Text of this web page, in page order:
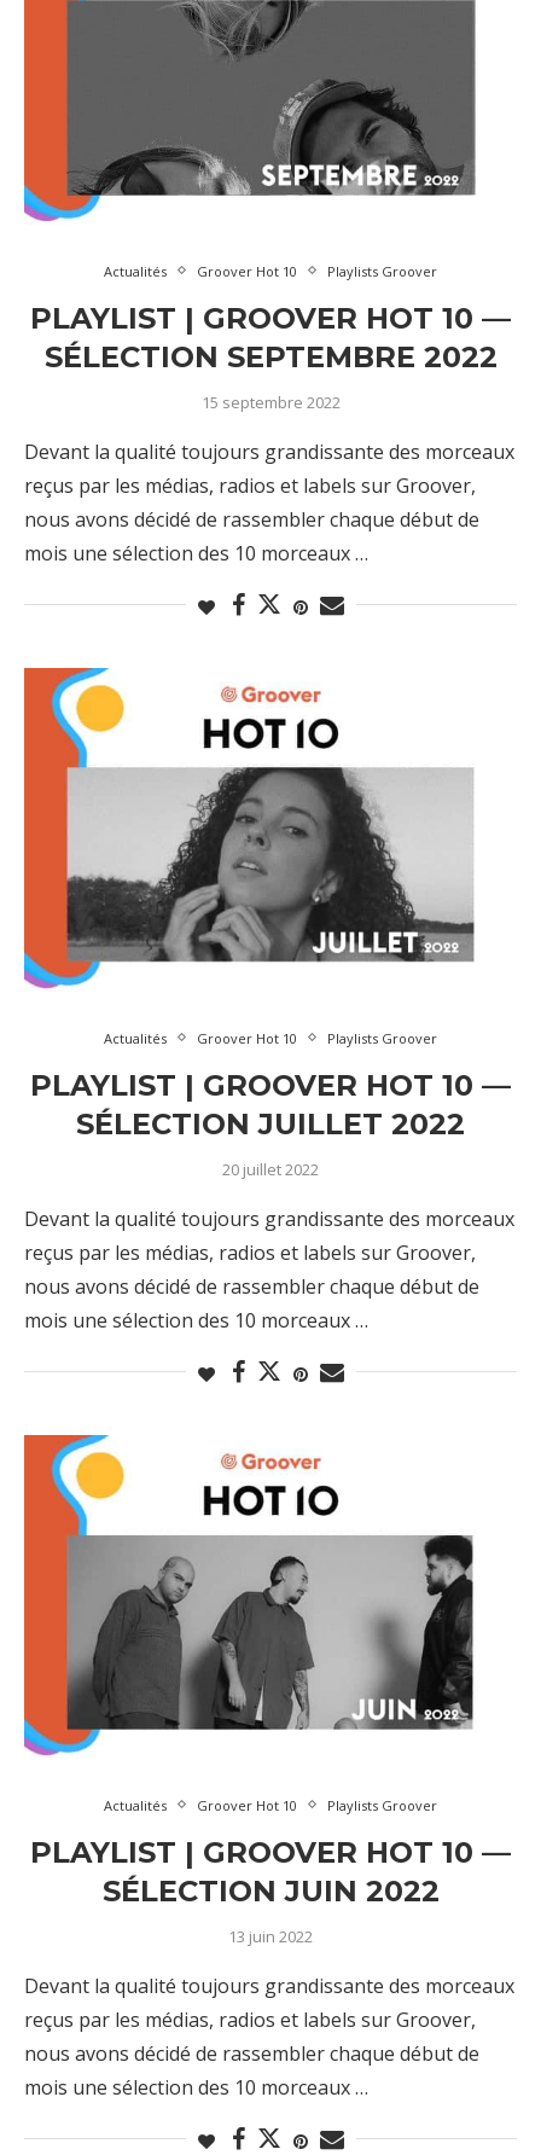
Actualités Groover Hot 10 Playlists Groover
PLAYLIST | GROOVER HOT 10 —
SÉLECTION SEPTEMBRE 2022
15 septembre 2022
Devant la qualité toujours grandissante des morceaux
reçus par les médias, radios et labels sur Groover,
nous avons décidé de rassembler chaque début de
mois une sélection des 10 morceaux …
Actualités Groover Hot 10 Playlists Groover
PLAYLIST | GROOVER HOT 10 —
SÉLECTION JUILLET 2022
20 juillet 2022
Devant la qualité toujours grandissante des morceaux
reçus par les médias, radios et labels sur Groover,
nous avons décidé de rassembler chaque début de
mois une sélection des 10 morceaux …
Actualités Groover Hot 10 Playlists Groover
PLAYLIST | GROOVER HOT 10 —
SÉLECTION JUIN 2022
13 juin 2022
Devant la qualité toujours grandissante des morceaux
reçus par les médias, radios et labels sur Groover,
nous avons décidé de rassembler chaque début de
mois une sélection des 10 morceaux …